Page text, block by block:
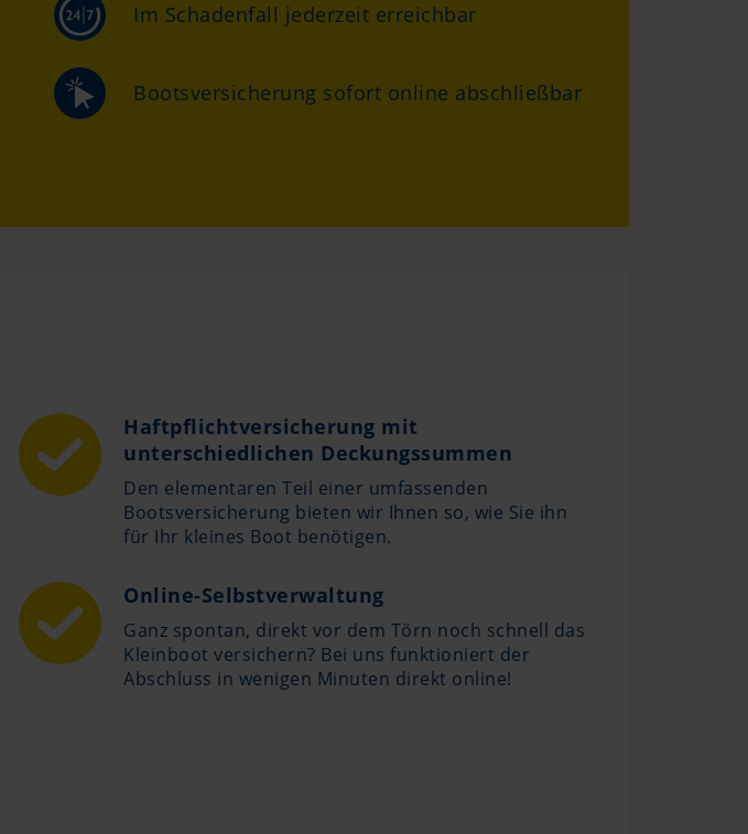
Im Schadenfall jederzeit erreichbar
Bootsversicherung sofort online abschließbar
Haftpflichtversicherung mit
unterschiedlichen Deckungssummen
Den elementaren Teil einer umfassenden
Bootsversicherung bieten wir Ihnen so, wie Sie ihn
für Ihr kleines Boot benötigen.
Online-Selbstverwaltung
Ganz spontan, direkt vor dem Törn noch schnell das
Kleinboot versichern? Bei uns funktioniert der
Abschluss in wenigen Minuten direkt online!